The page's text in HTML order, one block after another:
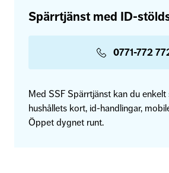
Spärrtjänst med ID-
0771-772
Med SSF Spärrtjänst kan du
hushållets kort, id-handlingar,
Öppet dygnet runt.